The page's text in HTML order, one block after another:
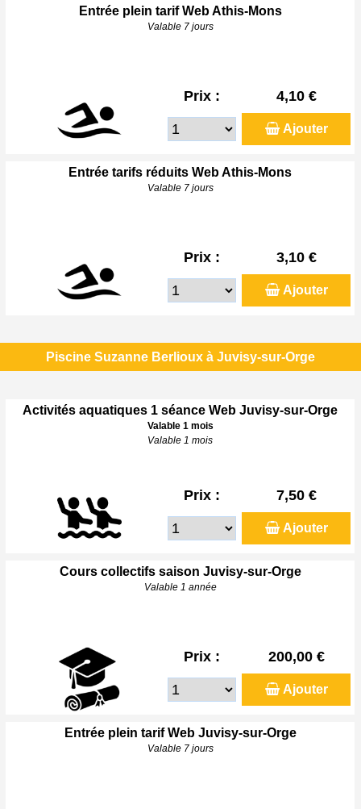
Entrée plein tarif Web Athis-Mons
Valable 7 jours
Prix : 4,10 €
Ajouter
Entrée tarifs réduits Web Athis-Mons
Valable 7 jours
Prix : 3,10 €
Ajouter
Piscine Suzanne Berlioux à Juvisy-sur-Orge
Activités aquatiques 1 séance Web Juvisy-sur-Orge
Valable 1 mois
Valable 1 mois
Prix : 7,50 €
Ajouter
Cours collectifs saison Juvisy-sur-Orge
Valable 1 année
Prix : 200,00 €
Ajouter
Entrée plein tarif Web Juvisy-sur-Orge
Valable 7 jours